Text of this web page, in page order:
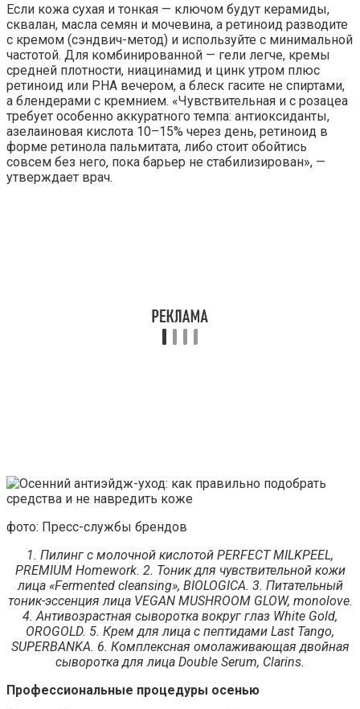
Если кожа сухая и тонкая — ключом будут керамиды,
сквалан, масла семян и мочевина, а ретиноид разводите
с кремом (сэндвич-метод) и используйте с минимальной
частотой. Для комбинированной — гели легче, кремы
средней плотности, ниацинамид и цинк утром плюс
ретиноид или PHA вечером, а блеск гасите не спиртами,
а блендерами с кремнием. «Чувствительная и с розацеа
требует особенно аккуратного темпа: антиоксиданты,
азелаиновая кислота 10–15% через день, ретиноид в
форме ретинола пальмитата, либо стоит обойтись
совсем без него, пока барьер не стабилизирован», —
утверждает врач.
фото: Пресс-службы брендов
1. Пилинг с молочной кислотой PERFECT MILKPEEL,
PREMIUM Homework. 2. Тоник для чувствительной кожи
лица «Fermented cleansing», BIOLOGICA. 3. Питательный
тоник-эссенция лица VEGAN MUSHROOM GLOW, monolove.
4. Антивозрастная сыворотка вокруг глаз White Gold,
OROGOLD. 5. Крем для лица с пептидами Last Tango,
SUPERBANKA. 6. Комплексная омолаживающая двойная
сыворотка для лица Double Serum, Clarins.
Профессиональные процедуры осенью